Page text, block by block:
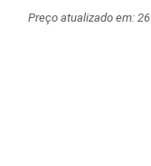
Preço atualizado em: